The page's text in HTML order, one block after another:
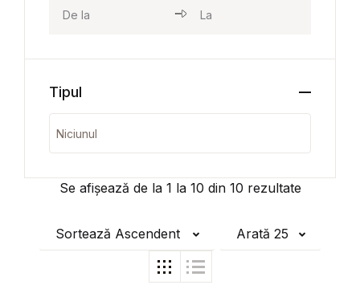
Se afișează de la 1 la 10 din 10 rezultate
Sortează Ascendent Arată 25
Tipul